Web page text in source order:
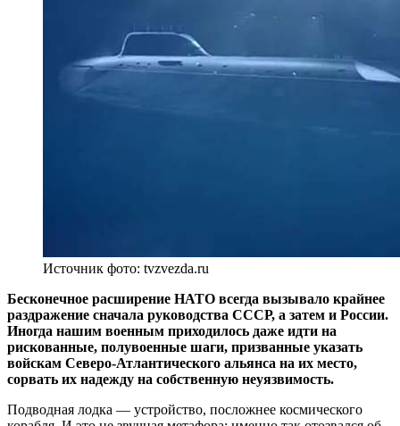
Источник фото: tvzvezda.ru
Бесконечное расширение НАТО всегда вызывало крайнее
раздражение сначала руководства СССР, а затем и России.
Иногда нашим военным приходилось даже идти на
рискованные, полувоенные шаги, призванные указать
войскам Северо-Атлантического альянса на их место,
сорвать их надежду на собственную неуязвимость.
Подводная лодка — устройство, посложнее космического